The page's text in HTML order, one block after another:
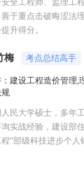
程,建筑施工安全
曾在设计院任职，线上
梁毛
建筑工程
工程管理证书“大满贯”